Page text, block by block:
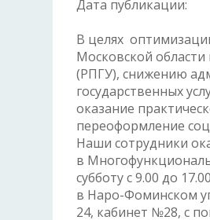
Дата публикации:
В целях
Московской
(РПГУ), снижению
государственных
оказание
переоформление
Наши сотрудники
в
субботу с 9.00 до
в Наро-Фоминском
24, кабинет №28, с